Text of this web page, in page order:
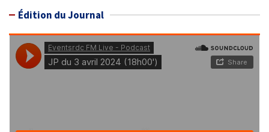
Édition du Journal